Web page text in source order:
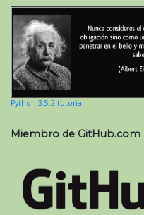
Python 3.5.2 tutorial
Miembro de GitHub.com